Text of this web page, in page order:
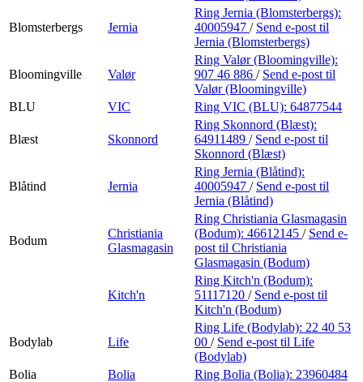
Blomsterbergs Jernia
Ring Jernia (Blomsterbergs):
40005947 / Send e-post til
Jernia (Blomsterbergs)
Bloomingville Valør
Ring Valør (Bloomingville):
907 46 886 / Send e-post til
Valør (Bloomingville)
BLU
VIC Ring VIC (BLU): 64877544
Blæst Skonnord
Ring Skonnord (Blæst):
64911489 / Send e-post til
Skonnord (Blæst)
Blåtind Jernia
Ring Jernia (Blåtind):
40005947 / Send e-post til
Jernia (Blåtind)
Bodum
Christiania
Glasmagasin
Ring Christiania Glasmagasin
(Bodum): 46612145 / Send e-
post til Christiania
Glasmagasin (Bodum)
Kitch'n
Ring Kitch'n (Bodum):
51117120 / Send e-post til
Kitch'n (Bodum)
Bodylab Life
Ring Life (Bodylab): 22 40 53
00 / Send e-post til Life
(Bodylab)
Bolia
Bolia Ring Bolia (Bolia): 23960484